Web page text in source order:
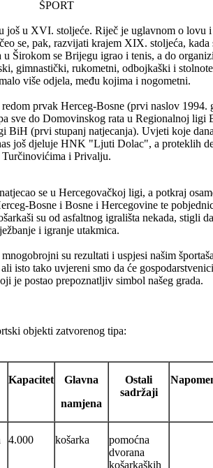
ŠPORT
u XVI. stoljeće. Riječ je uglavnom o lovu
se, pak, razvijati krajem XIX. stoljeća,
se Brijegu igrao i tenis, a do
gimnastički, rukometni, odbojkaški i
više odjela, među kojima i nogometni.
prvak Herceg-Bosne (prvi naslov
sve do Domovinskog rata u Regionalnoj
(prvi stupanj natjecanja). Uvjeti koje
još djeluje HNK "Ljuti Dolac", a proteklih
Turčinovićima i Privalju.
se u Hercegovačkoj ligi, a potkraj
Bosne i Bosne i Hercegovine te
su od asfaltnog igrališta nekada, stigli
i igranje utakmica.
su rezultati i uspjesi našim
isto tako uvjereni smo da će
je postao prepoznatljiv simbol našeg grada.
objekti zatvorenog tipa:
Kapacitet
Glavna
namjena
Ostali
sadržaji
4.000 košarka
pomoćna
dvorana
košarkaških